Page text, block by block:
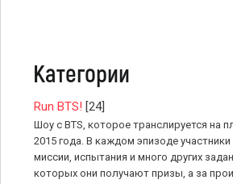
Категории
Run BTS! [24]
Шоу с BTS, которое транслируется на
2015 года. В каждом эпизоде
миссии, испытания и много других
которых они получают призы, а за